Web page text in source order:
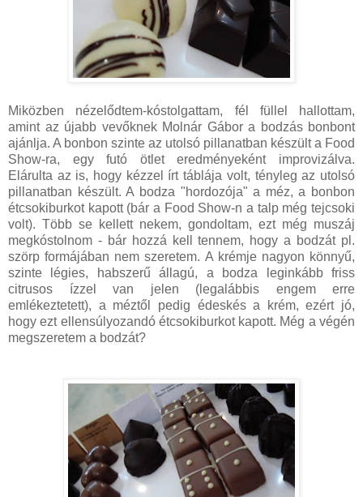
Miközben nézelődtem-kóstolgattam, fél füllel hallottam,
amint az újabb vevőknek Molnár Gábor a bodzás bonbont
ajánlja. A bonbon szinte az utolsó pillanatban készült a Food
Show-ra, egy futó ötlet eredményeként improvizálva.
Elárulta az is, hogy kézzel írt táblája volt, tényleg az utolsó
pillanatban készült. A bodza "hordozója" a méz, a bonbon
étcsokiburkot kapott (bár a Food Show-n a talp még tejcsoki
volt). Több se kellett nekem, gondoltam, ezt még muszáj
megkóstolnom - bár hozzá kell tennem, hogy a bodzát pl.
szörp formájában nem szeretem. A krémje nagyon könnyű,
szinte légies, habszerű állagú, a bodza leginkább friss
citrusos ízzel van jelen (legalábbis engem erre
emlékeztetett), a méztől pedig édeskés a krém, ezért jó,
hogy ezt ellensúlyozandó étcsokiburkot kapott. Még a végén
megszeretem a bodzát?